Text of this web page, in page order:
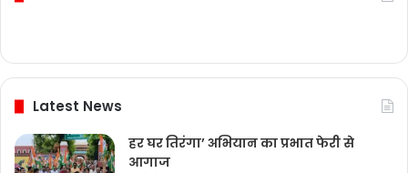
Latest News
हर घर तिरंगा’ अभियान का प्रभात फेरी से
आगाज